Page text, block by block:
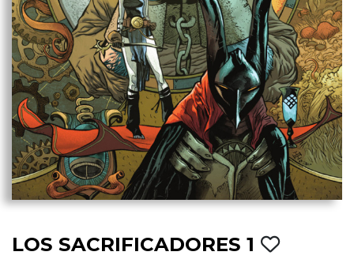
LOS SACRIFICADORES 1